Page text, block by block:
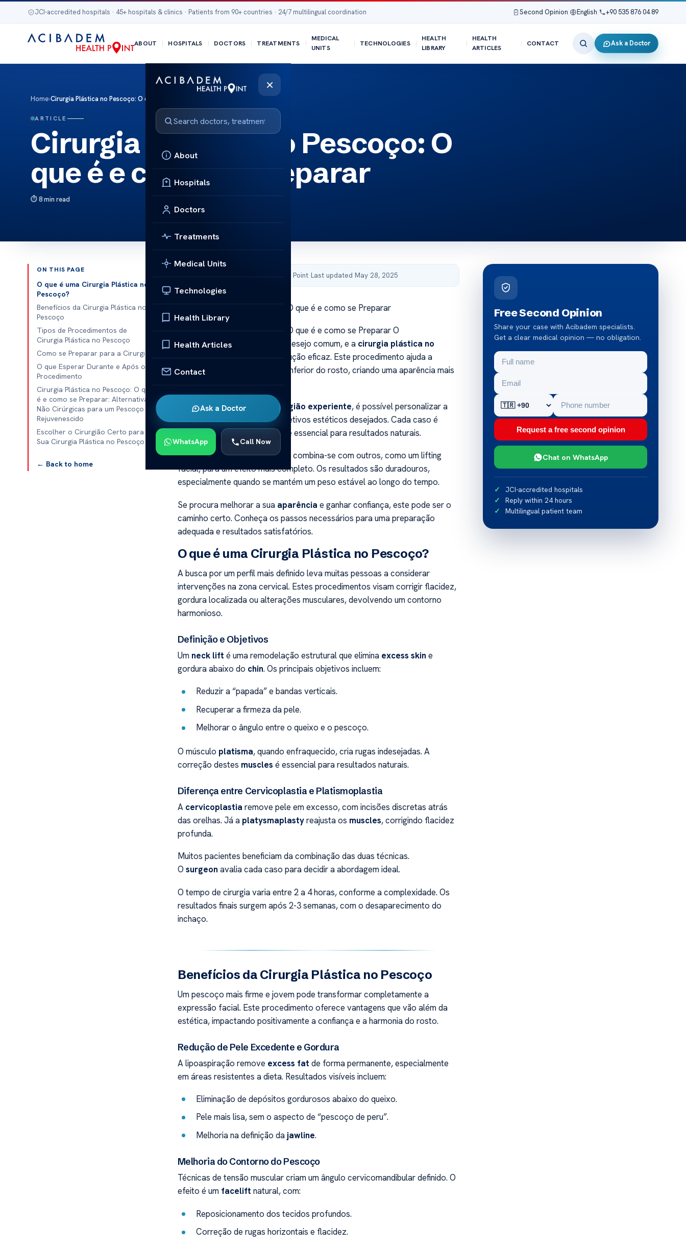
JCI-accredited hospitals · 45+ hospitals & clinics · Patients from 90+ countries · 24/7 multilingual coordination Second Opinion English +90 535 876 04 89
ABOUT HOSPITALS DOCTORS TREATMENTS
MEDICAL
UNITS
TECHNOLOGIES
HEALTH
LIBRARY
HEALTH
ARTICLES
CONTACT Ask a Doctor
×
About
Hospitals
Doctors
Treatments
Medical Units
Technologies
Health Library
Health Articles
Contact
Ask a Doctor
WhatsApp Call Now
Home›Cirurgia Plástica no Pescoço: O que é e como se Preparar
ARTICLE
Cirurgia Plástica no Pescoço: O
que é e como se Preparar
8 min read
ON THIS PAGE
O que é uma Cirurgia Plástica no
Pescoço?
Benefícios da Cirurgia Plástica no
Pescoço
Tipos de Procedimentos de
Cirurgia Plástica no Pescoço
Como se Preparar para a Cirurgia
O que Esperar Durante e Após o
Procedimento
Cirurgia Plástica no Pescoço: O que
é e como se Preparar: Alternativas
Não Cirúrgicas para um Pescoço
Rejuvenescido
Escolher o Cirurgião Certo para a
Sua Cirurgia Plástica no Pescoço
← Back to home
Published by Acibadem Health Point·Last updated May 28, 2025
Cirurgia Plástica no Pescoço: O que é e como se Preparar
Cirurgia Plástica no Pescoço: O que é e como se Preparar O
rejuvenescimento facial é um desejo comum, e a cirurgia plástica no
surge como uma solução eficaz. Este procedimento ajuda a
melhorar o contorno da zona inferior do rosto, criando uma aparência mais
Com a orientação de um cirurgião experiente, é possível personalizar a
abordagem para atingir os objetivos estéticos desejados. Cada caso é
único, e a avaliação individual é essencial para resultados naturais.
Muitas vezes, este tratamento combina-se com outros, como um lifting
facial, para um efeito mais completo. Os resultados são duradouros,
especialmente quando se mantém um peso estável ao longo do tempo.
Se procura melhorar a sua aparência e ganhar confiança, este pode ser o
caminho certo. Conheça os passos necessários para uma preparação
adequada e resultados satisfatórios.
O que é uma Cirurgia Plástica no Pescoço?
A busca por um perfil mais definido leva muitas pessoas a considerar
intervenções na zona cervical. Estes procedimentos visam corrigir flacidez,
gordura localizada ou alterações musculares, devolvendo um contorno
harmonioso.
Definição e Objetivos
Um neck lift é uma remodelação estrutural que elimina excess skin e
gordura abaixo do chin. Os principais objetivos incluem:
Reduzir a “papada” e bandas verticais.
Recuperar a firmeza da pele.
Melhorar o ângulo entre o queixo e o pescoço.
O músculo platisma, quando enfraquecido, cria rugas indesejadas. A
correção destes muscles é essencial para resultados naturais.
Diferença entre Cervicoplastia e Platismoplastia
A cervicoplastia remove pele em excesso, com incisões discretas atrás
das orelhas. Já a platysmaplastyreajusta os muscles, corrigindo flacidez
profunda.
Muitos pacientes beneficiam da combinação das duas técnicas.
O surgeon avalia cada caso para decidir a abordagem ideal.
O tempo de cirurgia varia entre 2 a 4 horas, conforme a complexidade. Os
resultados finais surgem após 2-3 semanas, com o desaparecimento do
inchaço.
Benefícios da Cirurgia Plástica no Pescoço
Um pescoço mais firme e jovem pode transformar completamente a
expressão facial. Este procedimento oferece vantagens que vão além da
estética, impactando positivamente a confiança e a harmonia do rosto.
Redução de Pele Excedente e Gordura
A lipoaspiração remove excess fat de forma permanente, especialmente
em áreas resistentes a dieta. Resultados visíveis incluem:
Eliminação de depósitos gordurosos abaixo do queixo.
Pele mais lisa, sem o aspecto de “pescoço de peru”.
Melhoria na definição da jawline.
Melhoria do Contorno do Pescoço
Técnicas de tensão muscular criam um ângulo cervicomandibular definido. O
efeito é um facelift natural, com:
Reposicionamento dos tecidos profundos.
Correção de rugas horizontais e flacidez.
Free Second Opinion
Share your case with Acibadem specialists.
Get a clear medical opinion — no obligation.
Request a free second opinion
Chat on WhatsApp
JCI-accredited hospitals
Reply within 24 hours
Multilingual patient team